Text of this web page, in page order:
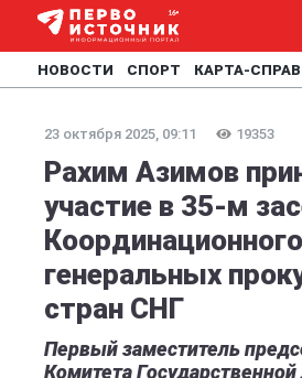
НОВОСТИ СПОРТ КАРТА-
23 октября 2025, 09:11 19353
Рахим Азимов
участие в 35-м
генеральных
стран СНГ
Первый заместитель
Комитета